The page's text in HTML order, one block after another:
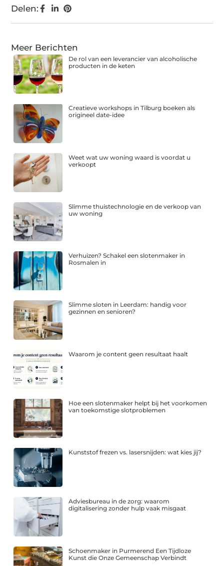
Delen:
Meer Berichten
De rol van een leverancier van alcoholische
producten in de keten
Creatieve workshops in Tilburg boeken als
origineel date-idee
Weet wat uw woning waard is voordat u
verkoopt
Slimme thuistechnologie en de verkoop van
uw woning
Verhuizen? Schakel een slotenmaker in
Rosmalen in
Slimme sloten in Leerdam: handig voor
gezinnen en senioren?
Waarom je content geen resultaat haalt
Hoe een slotenmaker helpt bij het voorkomen
van toekomstige slotproblemen
Kunststof frezen vs. lasersnijden: wat kies jij?
Adviesbureau in de zorg: waarom
digitalisering zonder hulp vaak misgaat
Schoenmaker in Purmerend Een Tijdloze
Kunst die Onze Gemeenschap Verbindt